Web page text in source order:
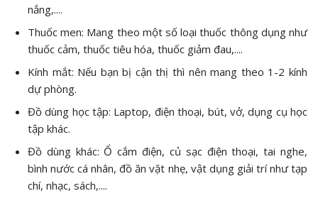
nắng,....
Thuốc men: Mang theo một số loại thuốc thông dụng như
thuốc cảm, thuốc tiêu hóa, thuốc giảm đau,....
Kính mắt: Nếu bạn bị cận thị thì nên mang theo 1-2 kính
dự phòng.
Đồ dùng học tập: Laptop, điện thoại, bút, vở, dụng cụ học
tập khác.
Đồ dùng khác: Ổ cắm điện, củ sạc điện thoại, tai nghe,
bình nước cá nhân, đồ ăn vặt nhẹ, vật dụng giải trí như tạp
chí, nhạc, sách,....